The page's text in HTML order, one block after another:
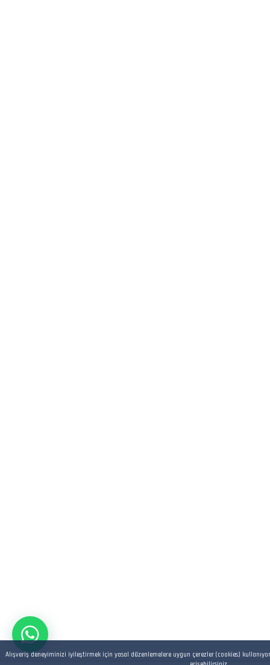
Alışveriş deneyiminizi iyileştirmek için yasal düzenlemelere uygun çerezler (cookies)